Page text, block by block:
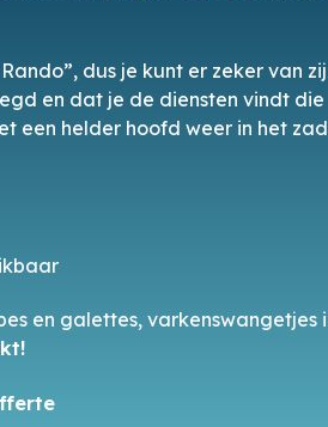
dus je kunt er zeker van
en dat je de diensten vindt die
een helder hoofd weer in het
en galettes, varkenswangetjes